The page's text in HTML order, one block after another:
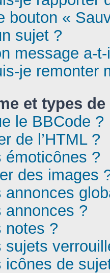
bouton «
sujet ?
message a-
je remonter
et types
le BBCode ?
de l’HTML ?
émoticônes ?
des images
annonces
annonces ?
notes ?
sujets
icônes de